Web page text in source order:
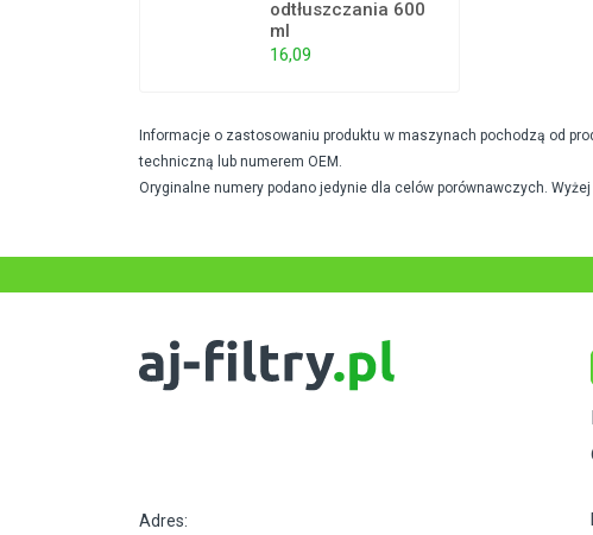
odtłuszczania 600
ml
16,09
Informacje o zastosowaniu produktu w maszynach pochodzą od
techniczną lub numerem OEM.
Oryginalne numery podano jedynie dla celów porównawczych.
Adres: